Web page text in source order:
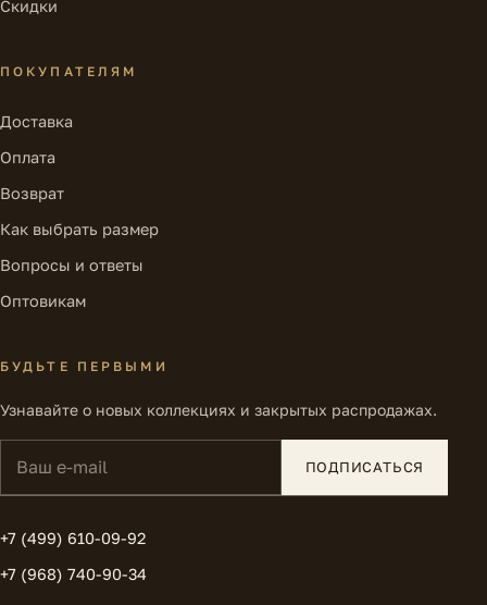
Скидки
ПОКУПАТЕЛЯМ
Доставка
Оплата
Возврат
Как выбрать размер
Вопросы и ответы
Оптовикам
БУДЬТЕ ПЕРВЫМИ
Узнавайте о новых коллекциях и закрытых распродажах.
ПОДПИСАТЬСЯ
+7 (499) 610-09-92
+7 (968) 740-90-34